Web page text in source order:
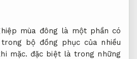
mùa đông là một phần có
bộ đồng phục của nhiều
mặc. đặc biệt là trong những